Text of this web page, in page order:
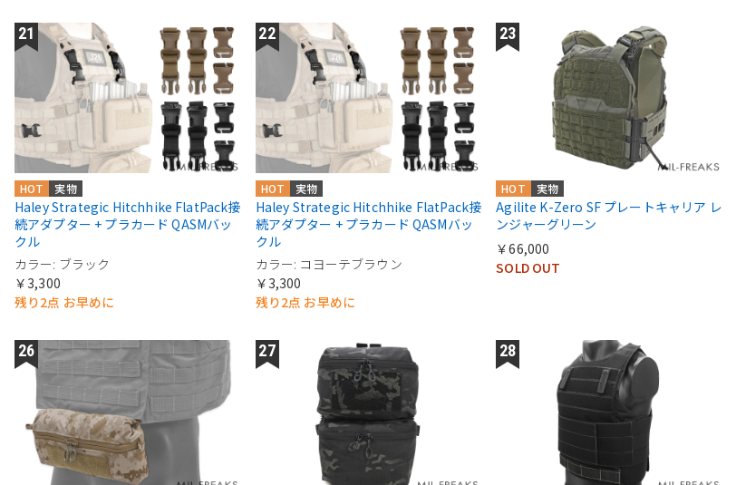
実物
HOT
Haley Strategic Hitchhike FlatPack接
続アダプター + プラカード QASMバッ
クル
カラー: ブラック
￥3,300
残り2点 お早めに
実物
HOT
Haley Strategic Hitchhike FlatPack接
続アダプター + プラカード QASMバッ
クル
カラー: コヨーテブラウン
￥3,300
残り2点 お早めに
実物
HOT
Agilite K-Zero SF プレートキャリア レ
ンジャーグリーン
￥66,000
SOLD OUT